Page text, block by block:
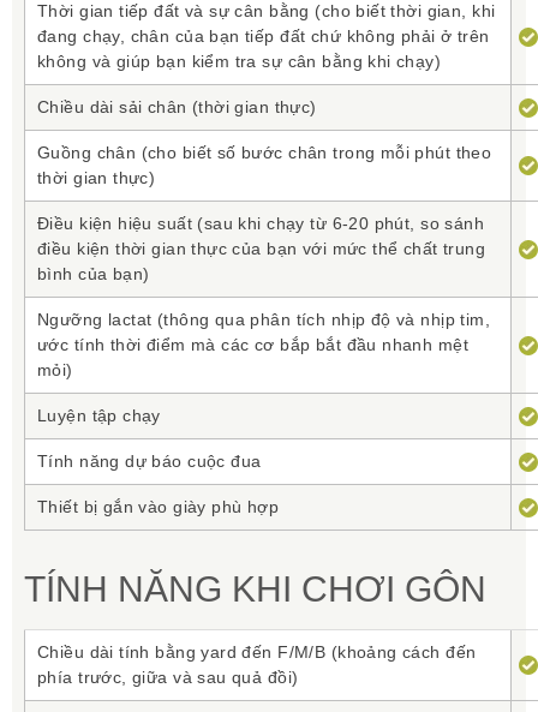
Thời gian tiếp đất và sự cân bằng (cho biết thời gian, khi
đang chạy, chân của bạn tiếp đất chứ không phải ở trên
không và giúp bạn kiểm tra sự cân bằng khi chạy)
Chiều dài sải chân (thời gian thực)
Guồng chân (cho biết số bước chân trong mỗi phút theo
thời gian thực)
Điều kiện hiệu suất (sau khi chạy từ 6-20 phút, so sánh
điều kiện thời gian thực của bạn với mức thể chất trung
bình của bạn)
Ngưỡng lactat (thông qua phân tích nhịp độ và nhịp tim,
ước tính thời điểm mà các cơ bắp bắt đầu nhanh mệt
mỏi)
Luyện tập chạy
Tính năng dự báo cuộc đua
Thiết bị gắn vào giày phù hợp
TÍNH NĂNG KHI CHƠI GÔN
Chiều dài tính bằng yard đến F/M/B (khoảng cách đến
phía trước, giữa và sau quả đồi)